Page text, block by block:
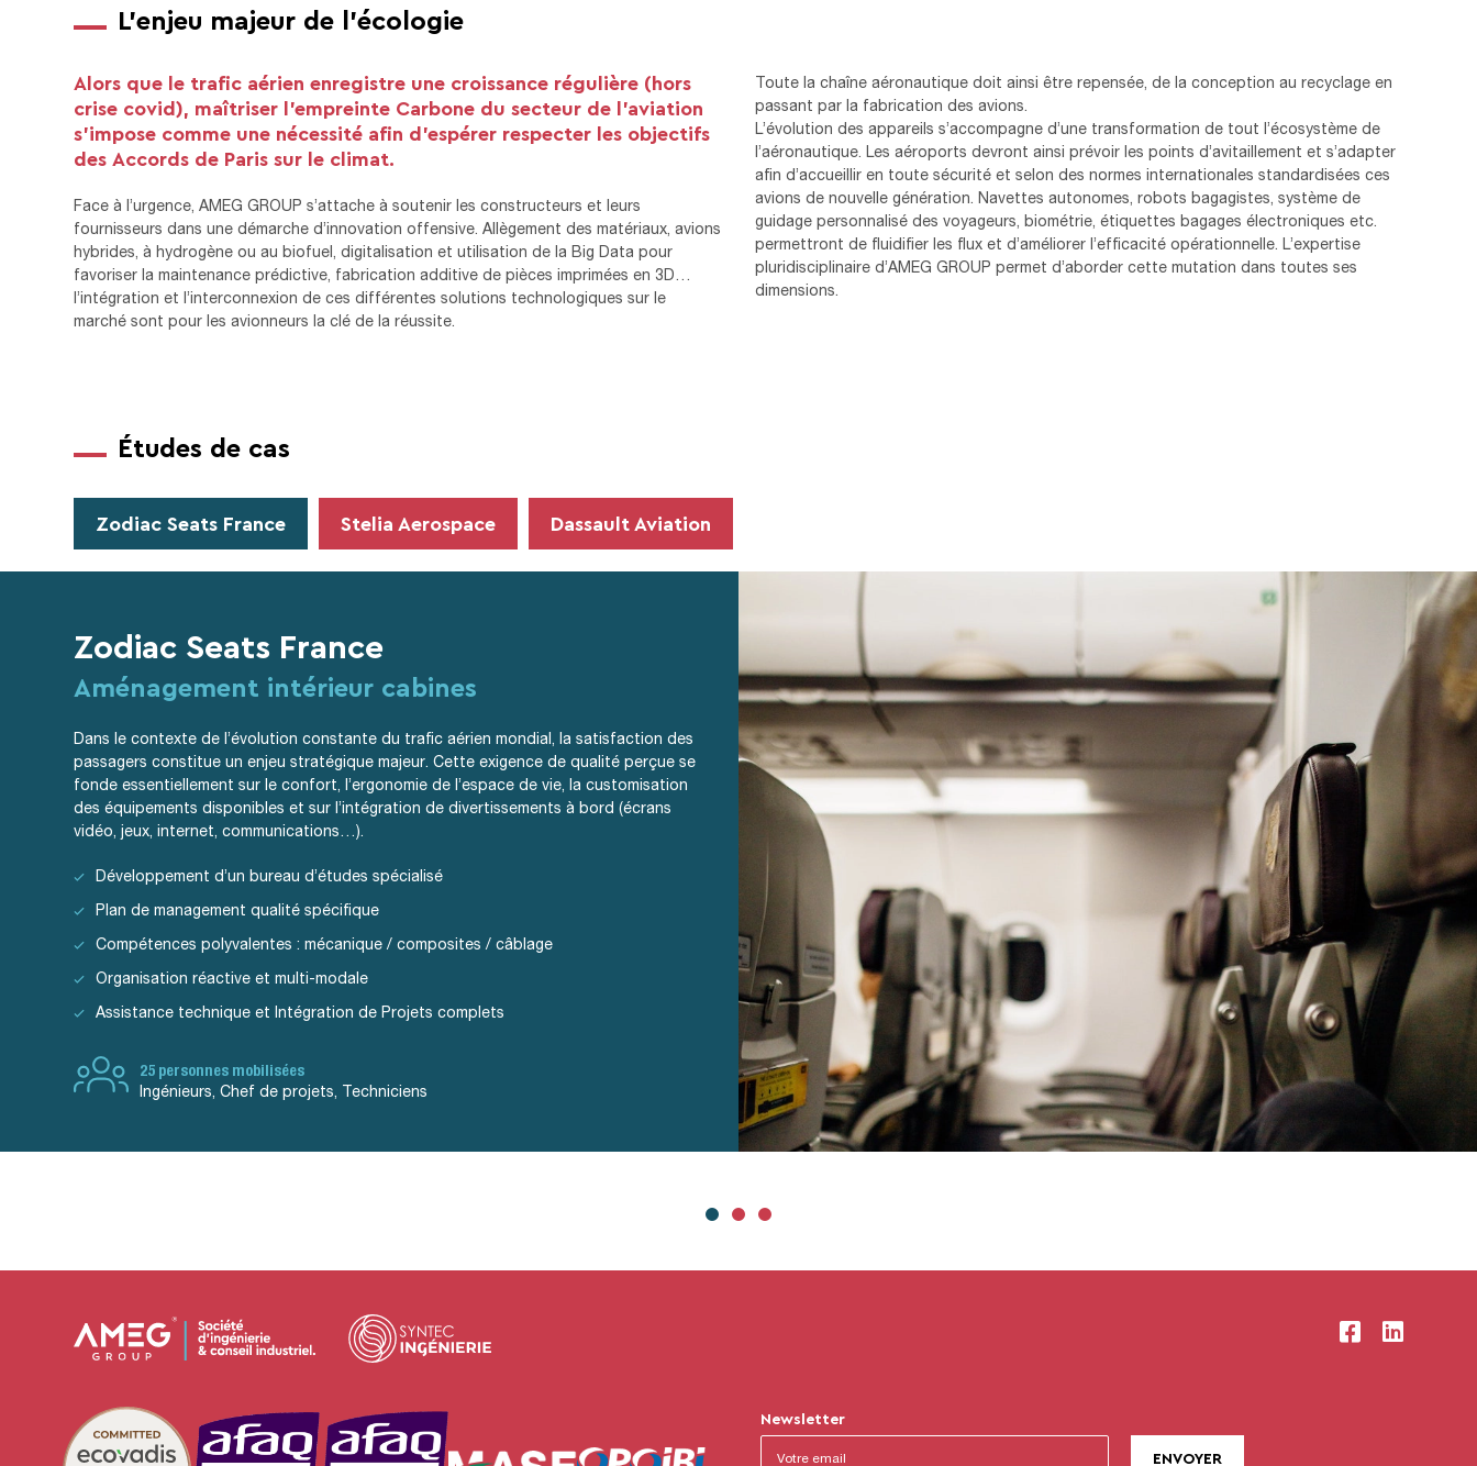
L’enjeu majeur de l’écologie
Alors que le trafic aérien enregistre une croissance régulière (hors
crise covid), maîtriser l’empreinte Carbone du secteur de l’aviation
s’impose comme une nécessité afin d’espérer respecter les objectifs
des Accords de Paris sur le climat.
Face à l’urgence, AMEG GROUP s’attache à soutenir les constructeurs et leurs
fournisseurs dans une démarche d’innovation offensive. Allègement des matériaux, avions
hybrides, à hydrogène ou au biofuel, digitalisation et utilisation de la Big Data pour
favoriser la maintenance prédictive, fabrication additive de pièces imprimées en 3D…
l’intégration et l’interconnexion de ces différentes solutions technologiques sur le
marché sont pour les avionneurs la clé de la réussite.
Toute la chaîne aéronautique doit ainsi être repensée, de la conception au recyclage en
passant par la fabrication des avions.
L’évolution des appareils s’accompagne d’une transformation de tout l’écosystème de
l’aéronautique. Les aéroports devront ainsi prévoir les points d’avitaillement et s’adapter
afin d’accueillir en toute sécurité et selon des normes internationales standardisées ces
avions de nouvelle génération. Navettes autonomes, robots bagagistes, système de
guidage personnalisé des voyageurs, biométrie, étiquettes bagages électroniques etc.
permettront de fluidifier les flux et d’améliorer l’efficacité opérationnelle. L’expertise
pluridisciplinaire d’AMEG GROUP permet d’aborder cette mutation dans toutes ses
dimensions.
Études de cas
Zodiac Seats France Stelia Aerospace Dassault Aviation
Zodiac Seats France
Aménagement intérieur cabines
Dans le contexte de l’évolution constante du trafic aérien mondial, la satisfaction des
passagers constitue un enjeu stratégique majeur. Cette exigence de qualité perçue se
fonde essentiellement sur le confort, l’ergonomie de l’espace de vie, la customisation
des équipements disponibles et sur l’intégration de divertissements à bord (écrans
vidéo, jeux, internet, communications…).
Développement d’un bureau d’études spécialisé
Plan de management qualité spécifique
Compétences polyvalentes : mécanique / composites / câblage
Organisation réactive et multi-modale
Assistance technique et Intégration de Projets complets
25 personnes mobilisées
Ingénieurs, Chef de projets, Techniciens
Newsletter